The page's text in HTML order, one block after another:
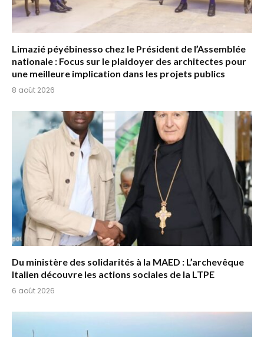
Limazié péyébinesso chez le Président de l’Assemblée
nationale : Focus sur le plaidoyer des architectes pour
une meilleure implication dans les projets publics
8 août 2026
Du ministère des solidarités à la MAED : L’archevêque
Italien découvre les actions sociales de la LTPE
6 août 2026